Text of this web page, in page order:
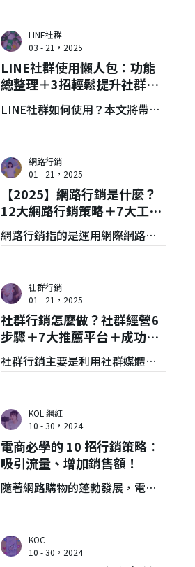
台趨勢，帶您了解爆紅短影音行
銷案例與短影音製作技巧＆APP
推薦。讓VGV圈粉行銷公司助您
打造高轉換短影音，快速提升品
牌聲量！
LINE社群
03 - 21，2025
LINE社群使用懶人包：功能
總整理＋3招輕鬆提升社群影
響力
LINE社群如何使用？本文將帶你
LINE社群功能，並提供3招經營方
法，快速提升社群影響力。文末
不僅為你解答使用LINE社群的常
見問題，還加碼推薦LINE社群行
銷首選品牌！
網路行銷
01 - 21，2025
【2025】網路行銷是什麼？
12大網路行銷策略＋7大工具
介紹
網路行銷指的是運用網際網路，
其不只是單向的訊息傳遞，更像
是品牌與消費者的對話。本文將
解釋網路行銷是什麼，並提供12
種網路行銷策略及7大推薦工具，
最後分享網路行銷服務給你！
社群行銷
01 - 21，2025
社群行銷怎麼做？社群經營6
步驟＋7大推薦平台＋成功案
例說明
社群行銷主要是利用社群媒體平
品牌更貼近消費者生活，而社群
媒體行銷通常涵蓋內容創作、活
動策劃、社群管理等環節。本文
將分享社群經營6步驟，並提供7
大社群行銷推薦平台及案例說
KOL 網紅
10 - 30，2024
電商必學的 10 招行銷策略：
吸引流量、增加銷售額！
隨著網路購物的蓬勃發展，電商
戰場。面對日益激烈的競爭，如
何有效吸引流量、提高轉化，成
KOC
10 - 30，2024